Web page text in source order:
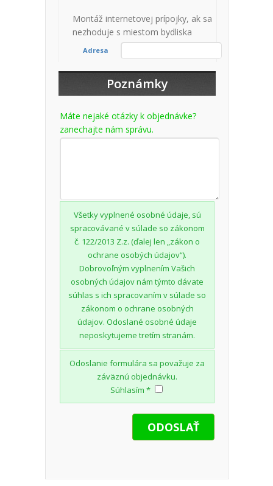
Montáž internetovej prípojky, ak sa
nezhoduje s miestom bydliska
Adresa
Poznámky
Máte nejaké otázky k objednávke?
zanechajte nám správu.
Všetky vyplnené osobné údaje, sú
spracovávané v súlade so zákonom
č. 122/2013 Z.z. (ďalej len „zákon o
ochrane osobých údajov“).
Dobrovoľným vyplnením Vašich
osobných údajov nám týmto dávate
súhlas s ich spracovaním v súlade so
zákonom o ochrane osobných
údajov. Odoslané osobné údaje
neposkytujeme tretím stranám.
Odoslanie formulára sa považuje za
záväznú objednávku.
Súhlasím *